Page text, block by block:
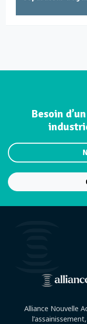
Besoin
Alliance Nouvelle